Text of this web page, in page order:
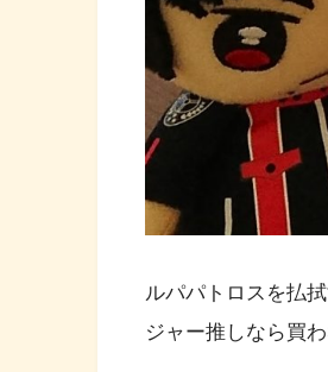
ルパパトロスを払
ジャー推しなら買わ